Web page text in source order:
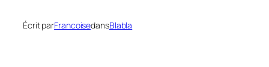
Écrit parFrancoisedansBlabla